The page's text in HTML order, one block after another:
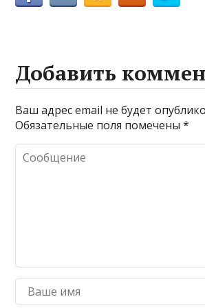
Добавить
Ваш адрес email не будет
Обязательные поля помечены*